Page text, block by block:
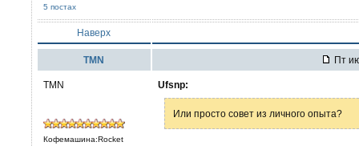
5 постах
Наверх
TMN Пт
TMN
Кофемашина:Rocket
Ufsnp:
Или просто совет из личного опыта?